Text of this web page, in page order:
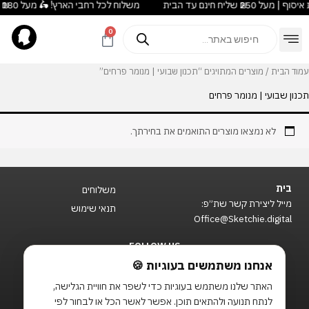
לתוכן
דילוג
משלוח לכל רחבי הארץ! 🛵 מעל ₪180 חינם לנקודות איסוף | מעל ₪250 שליח חינם עד הבית
search
0
עגלת
עמוד הבית / מוצרים המתויגים “תכנון שבועי | מנומר פרחים”
תכנון שבועי | מנומר פרחים
לא נמצאו מוצרים התואמים את בחירתך.
בית
מייל ליצירת קשר שת״פ:
Office@Sketchie.digital
משלוחים
תנאי שימוש
FOLLOW US
I
s
t
F
c
e
k
t
אנחנו משתמשים בעוגיות 🍪
האתר שלנו משתמש בעוגיות כדי לשפר את חוויית הגלישה,
לנתח תנועה ולהתאים תוכן. אפשר לאשר הכל או לבחור לפי